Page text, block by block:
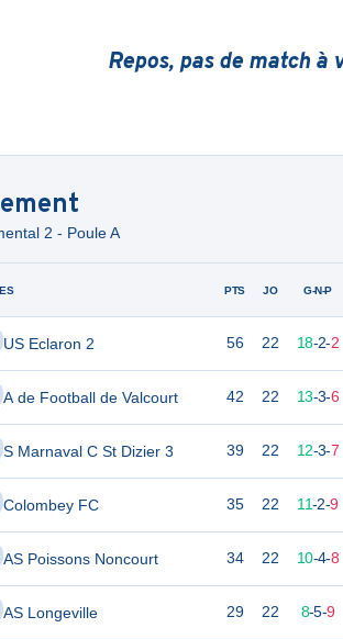
Repos, pas de match à
2 - Poule A
US Eclaron 2
A de Football de Valcourt
S Marnaval C St Dizier 3
Colombey FC
AS Poissons Noncourt
AS Longeville
PTS JO G-N-P
56 22 18-2-2
42 22 13-3-6
39 22 12-3-7
35 22 11-2-9
34 22 10-4-8
29 22 8-5-9